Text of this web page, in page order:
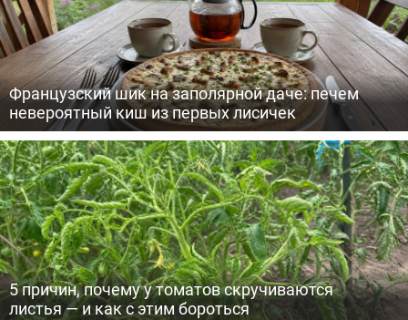
Французский шик на заполярной даче: печем
невероятный киш из первых лисичек
5 причин, почему у томатов скручиваются
листья — и как с этим бороться